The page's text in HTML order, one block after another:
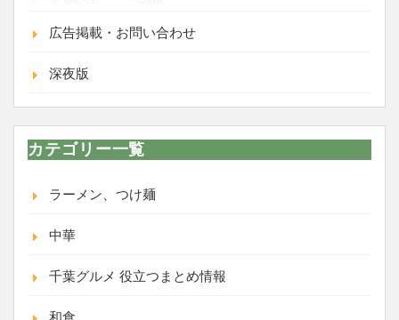
広告掲載・お問い合わせ
深夜版
カテゴリー一覧
ラーメン、つけ麺
中華
千葉グルメ 役立つまとめ情報
和食